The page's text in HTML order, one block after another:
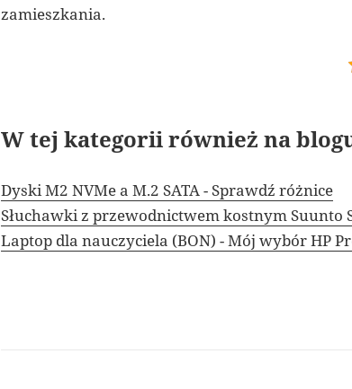
zamieszkania.
W tej kategorii również na
Dyski M2 NVMe a M.2 SATA - Sprawdź różnice
Słuchawki z przewodnictwem kostnym Suunto
Laptop dla nauczyciela (BON) - Mój wybór HP